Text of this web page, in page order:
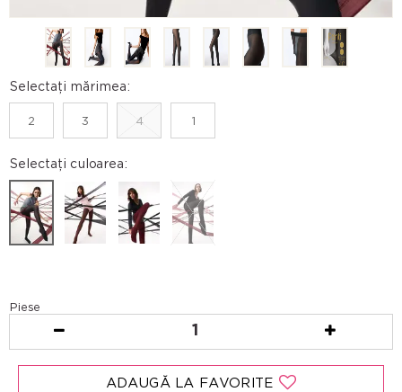
Selectați mărimea:
2 3 4 1
Selectați culoarea:
Piese
1
ADAUGĂ LA FAVORITE